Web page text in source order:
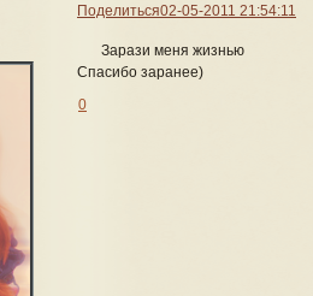
Поделиться02-05-2011 21:54:11
Зарази меня жизнью
Спасибо заранее)
0